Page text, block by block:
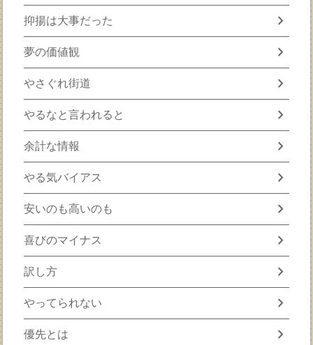
抑揚は大事だった chevron_right
夢の価値観 chevron_right
やさぐれ街道 chevron_right
やるなと言われると chevron_right
余計な情報 chevron_right
やる気バイアス chevron_right
安いのも高いのも chevron_right
喜びのマイナス chevron_right
訳し方 chevron_right
やってられない chevron_right
優先とは chevron_right